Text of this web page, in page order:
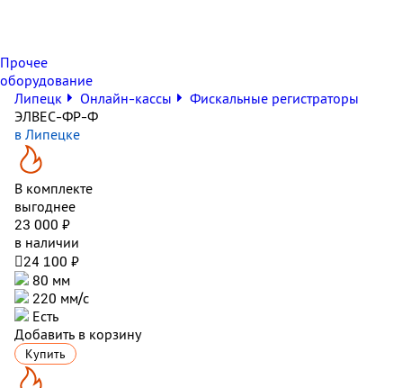
Прочее
оборудование
Липецк
Онлайн-кассы
Фискальные регистраторы
ЭЛВЕС-ФР-Ф
в Липецке
В комплекте
выгоднее
23 000 ₽
в наличии
24 100 ₽
80 мм
220 мм/с
Есть
Добавить в корзину
Купить